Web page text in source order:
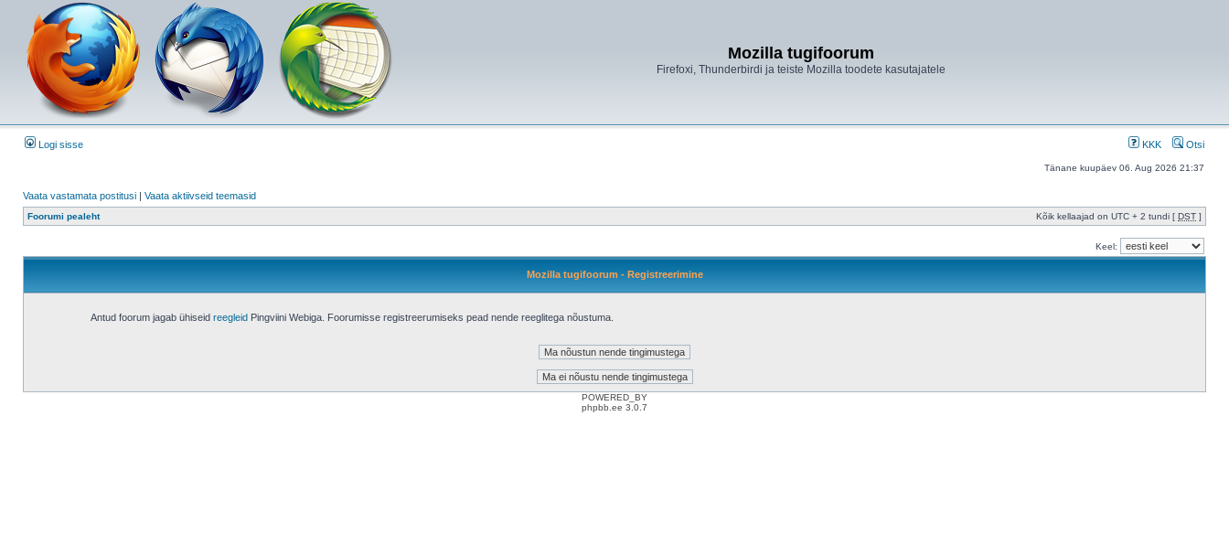
Mozilla tugifoorum
Firefoxi, Thunderbirdi ja teiste Mozilla toodete kasutajatele
Logi sisse KKK Otsi
Tänane kuupäev 06. Aug 2026 21:37
Vaata vastamata postitusi | Vaata aktiivseid teemasid
Foorumi pealeht Kõik kellaajad on UTC + 2 tundi [ DST ]
Keel:
Mozilla tugifoorum - Registreerimine
Antud foorum jagab ühiseid reegleidPingviini Webiga. Foorumisse registreerumiseks pead nende reeglitega nõustuma.
POWERED_BY
phpbb.ee 3.0.7